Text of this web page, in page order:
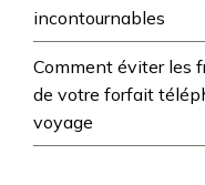
incontournables
Comment éviter les
de votre forfait
voyage